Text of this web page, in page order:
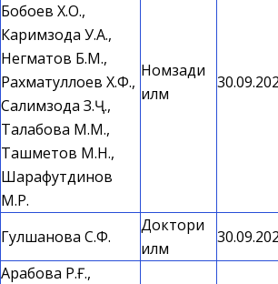
Бобоев Х.О.,
Каримзода У.А.,
Негматов Б.М.,
Рахматуллоев Х.Ф.,
Салимзода З.Ҷ.,
Талабова М.М.,
Ташметов М.Н.,
Шарафутдинов
М.Р.
Номзади
илм
Гулшанова С.Ф.
Доктори
илм
Арабова Р.Ғ.,